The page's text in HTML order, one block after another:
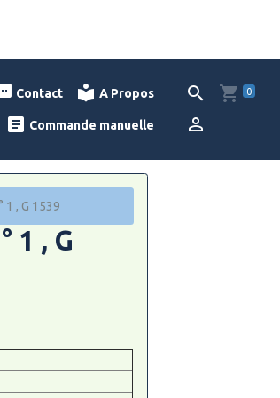
Contact A Propos
Commande manuelle
0
, G 1539
1 , G